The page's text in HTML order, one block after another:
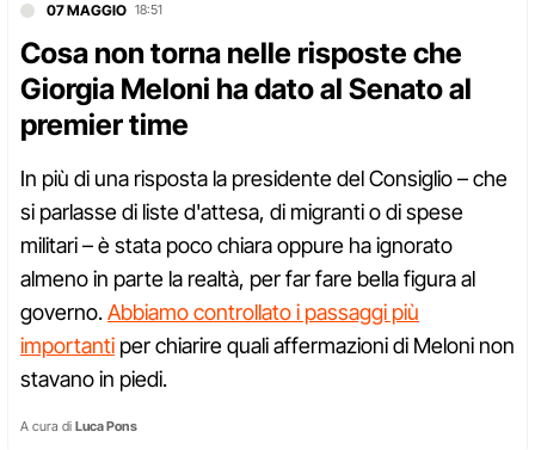
07 MAGGIO 18:51
Cosa non torna nelle risposte che
Giorgia Meloni ha dato al Senato al
premier time
In più di una risposta la presidente del Consiglio – che
si parlasse di liste d'attesa, di migranti o di spese
militari – è stata poco chiara oppure ha ignorato
almeno in parte la realtà, per far fare bella figura al
governo.Abbiamo controllato i passaggi più
importanti per chiarire quali affermazioni di Meloni non
stavano in piedi.
A cura di Luca Pons